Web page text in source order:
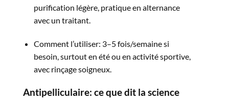
purification légère, pratique en alternance
avec un traitant.​
Comment l’utiliser: 3–5 fois/semaine si
besoin, surtout en été ou en activité sportive,
avec rinçage soigneux.​
Antipelliculaire: ce que dit la science